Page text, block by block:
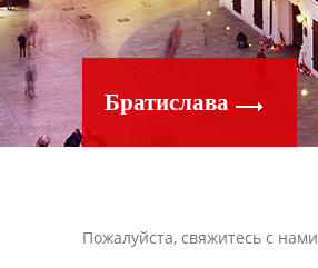
Братислава
Пожалуйста, свяжитесь с нами